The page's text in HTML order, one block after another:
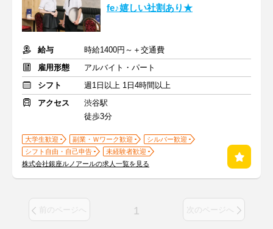
fe♪嬉しい社割あり★
給与
時給1400円～＋交通費
雇用形態
アルバイト・パート
シフト
週1日以上 1日4時間以上
アクセス
渋谷駅
徒歩3分
大学生歓迎 副業・Ｗワーク歓迎
シルバー歓迎
シフト自由・自己申告
未経験者歓迎
株式会社銀座ルノアールの求人一覧を見る
前のページへ 1 次のページへ